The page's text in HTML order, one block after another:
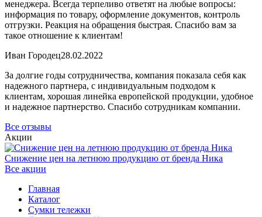
менеджера. Всегда терпеливо ответят на любые вопросы:
информация по товару, оформление документов, контроль
отгрузки. Реакция на обращения быстрая. Спасибо вам за
такое отношение к клиентам!
Иван Городец28.02.2022
За долгие годы сотрудничества, компания показала себя как
надежного партнера, с индивидуальным подходом к
клиентам, хорошая линейка европейской продукции, удобное
и надежное партнерство. Спасибо сотрудникам компании.
Все отзывы
Акции
Снижение цен на летнюю продукцию от бренда Ника
Все акции
Главная
Каталог
Сумки тележки